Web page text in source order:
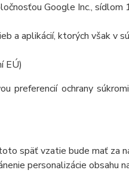
Google Inc.,
a aplikácií, ktorých však v
EÚ)
preferencií ochrany
späť vzatie bude mať za
personalizácie obsahu